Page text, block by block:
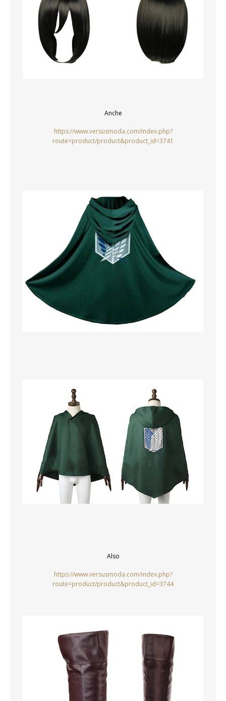
Anche
https://www.versusmoda.com/index.php?
route=product/product&product_id=3741
Also
https://www.versusmoda.com/index.php?
route=product/product&product_id=3744